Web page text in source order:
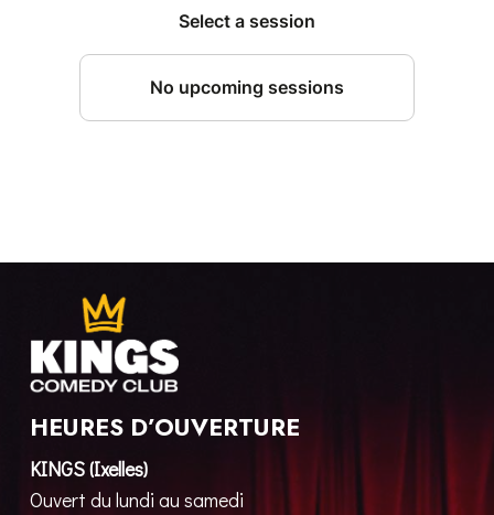
HEURES D’OUVERTURE
KINGS (Ixelles)
Ouvert du lundi au samedi